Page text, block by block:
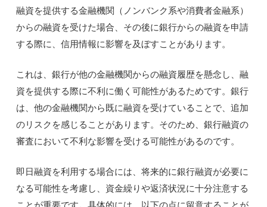
融資を提供する金融機関（ノンバンク系や消費者金融系）
からの融資を受けた場合、その後に銀行からの融資を申請
する際に、信用情報に影響を及ぼすことがあります。
これは、銀行が他の金融機関からの融資履歴を懸念し、融
資を提供する際に不利に働く可能性があるためです。銀行
は、他の金融機関から既に融資を受けていることで、追加
のリスクを感じることがあります。そのため、銀行融資の
審査において不利な影響を受ける可能性があるのです。
即日融資を利用する場合には、将来的に銀行融資が必要に
なる可能性を考慮し、資金繰りや返済状況に十分注意する
ことが重要です。具体的には、以下の点に留意することが